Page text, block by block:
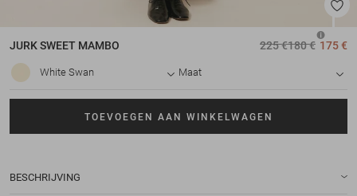
JURKSWEET MAMBO 225 €180 € 175 €
White Swan Maat
TOEVOEGEN AAN WINKELWAGEN
BESCHRIJVING